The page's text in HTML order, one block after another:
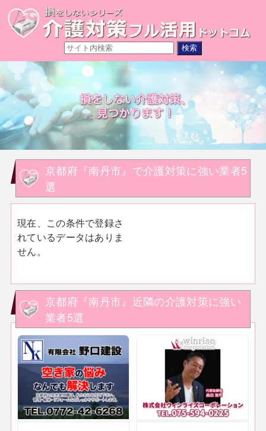
京都府『南丹市』で介護対策に強い業者5
選
現在、この条件で登録さ
れているデータはありま
せん。
京都府『南丹市』近隣の介護対策に強い
業者5選